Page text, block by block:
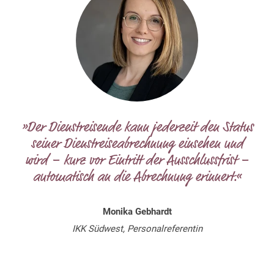
»Der Dienstreisende kann jederzeit den Status
seiner Dienstreiseabrechnung einsehen und
wird – kurz vor Eintritt der Ausschlussfrist –
automatisch an die Abrechnung erinnert.«
Monika Gebhardt
IKK Südwest, Personalreferentin